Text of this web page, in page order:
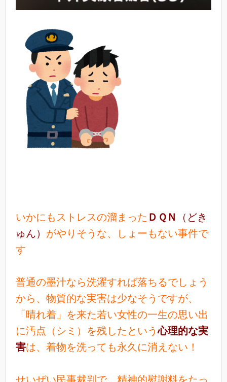
いかにもストレスの溜まった ＤＱＮ
（どき
ゅん） がやりそうな、しょーもない事件で
す
普通の墨汁なら洗濯すれば落ちるでしょう
から、物質的な実害は少なそうですが、
「晴れ着」を来た若い女性の一生の思い出
に汚点（シミ）を残したという心理的な実
害は、着物を洗っても永久に消えない！
せいぜい民事裁判で、精神的慰謝料をたっ